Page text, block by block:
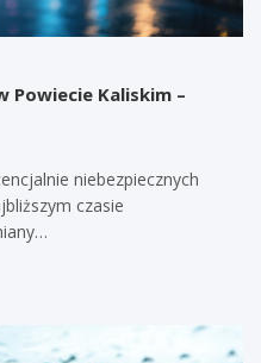
Powiecie Kaliskim –
niebezpiecznych
czasie